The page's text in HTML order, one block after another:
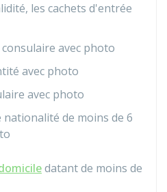
les cachets d'entrée
avec photo
avec photo
avec photo
de moins de 6
datant de moins de